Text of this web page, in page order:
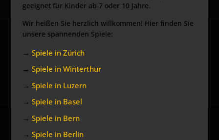
geeignet für Kinder ab 7 oder 10 Jahre.
Wir heißen Sie herzlich willkommen! Hier finden Sie
unsere spannenden Spiele:
→Spiele in Zürich
→Spiele in Winterthur
→Spiele in Luzern
→Spiele in Basel
→Spiele in Bern
→Spiele in Berlin